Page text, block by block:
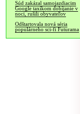
Súd zakázal samojazdiacim
Google taxíkom dobíjanie v
noci, rušili obyvateľov
Odštartovala nová séria
populárneho sci-fi Futurama